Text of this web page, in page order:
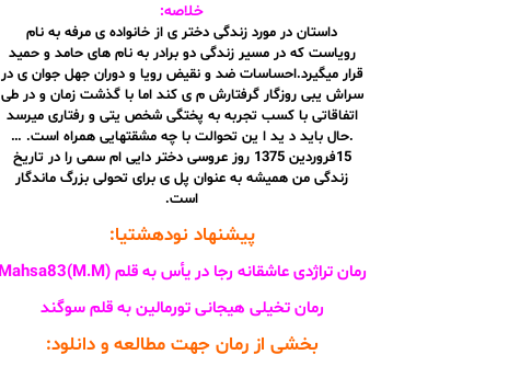
خلاصه:
داستان در مورد زندگی دختر ی از خانواده ی مرفه به نام
رویاست که در مسیر زندگی دو برادر به نام های حامد و حمید
قرار میگیرد.احساسات ضد و نقیض رویا و دوران جهل جوان ی در
سراش یبی روزگار گرفتارش م ی کند اما با گذشت زمان و در طی
اتفاقاتی با کسب تجربه به پختگی شخص یتی و رفتاری میرسد
.حال باید د ید ا ین تحوالت با چه مشقتهایی همراه است. …
15فروردین 1375 روز عروسی دختر دایی ام سمی را در تاریخ
زندگی من همیشه به عنوان پل ی برای تحولی بزرگ ماندگار
است.
پیشنهاد نودهشتیا:
رمان تراژدی عاشقانه رجا در یأس به قلم Mahsa83(M.M)
رمان تخیلی هیجانی تورمالین به قلم سوگند
بخشی از رمان جهت مطالعه و دانلود: